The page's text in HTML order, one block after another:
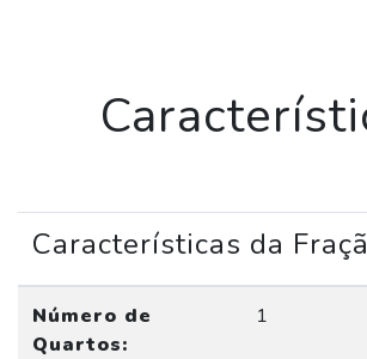
Características da
Número de
Quartos:
1